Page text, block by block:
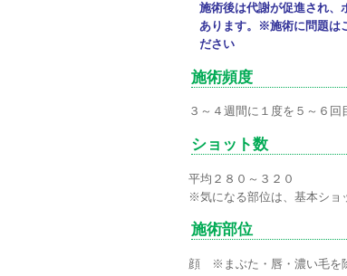
施術後は代謝が促進され、
あります。※施術に問題は
ださい
施術頻度
３～４週間に１度を５～６回
ショット数
平均２８０～３２０
※気になる部位は、基本ショ
施術部位
顔 ※まぶた・唇・濃い毛を